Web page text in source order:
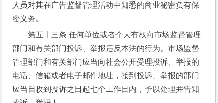
人员对其在广告监督管理活动中知悉的商业秘密负有保
密义务。
第五十三条 任何单位或者个人有权向市场监督管理
部门和有关部门投诉、举报违反本法的行为。市场监督
管理部门和有关部门应当向社会公开受理投诉、举报的
电话、信箱或者电子邮件地址，接到投诉、举报的部门
应当自收到投诉之日起七个工作日内，予以处理并告知